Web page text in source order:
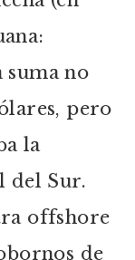
suma no
pero
la
del Sur.
offshore
de